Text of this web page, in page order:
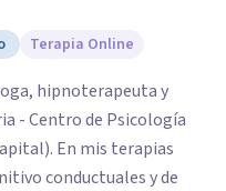
Terapia Online
hipnoterapeuta y
- Centro de Psicología
terapias
conductuales y de